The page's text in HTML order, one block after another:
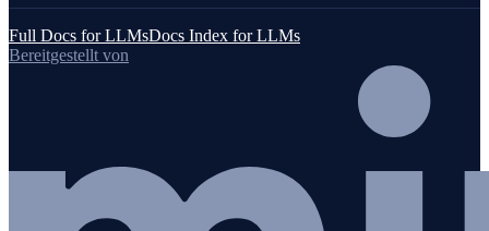
Full Docs for LLMsDocs Index for LLMs
Bereitgestellt von